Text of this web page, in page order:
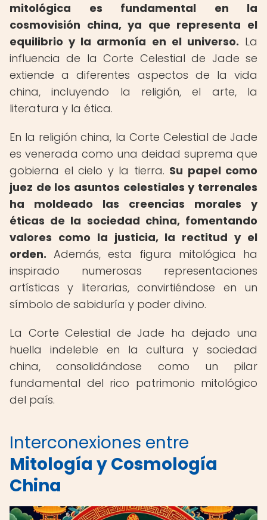
mitológica es fundamental en la
cosmovisión china, ya que representa el
equilibrio y la armonía en el universo. La
influencia de la Corte Celestial de Jade se
extiende a diferentes aspectos de la vida
china, incluyendo la religión, el arte, la
literatura y la ética.
En la religión china, la Corte Celestial de Jade
es venerada como una deidad suprema que
gobierna el cielo y la tierra. Su papel como
juez de los asuntos celestiales y terrenales
ha moldeado las creencias morales y
éticas de la sociedad china, fomentando
valores como la justicia, la rectitud y el
orden. Además, esta figura mitológica ha
inspirado numerosas representaciones
artísticas y literarias, convirtiéndose en un
símbolo de sabiduría y poder divino.
La Corte Celestial de Jade ha dejado una
huella indeleble en la cultura y sociedad
china, consolidándose como un pilar
fundamental del rico patrimonio mitológico
del país.
Interconexiones entre
Mitología y Cosmología
China